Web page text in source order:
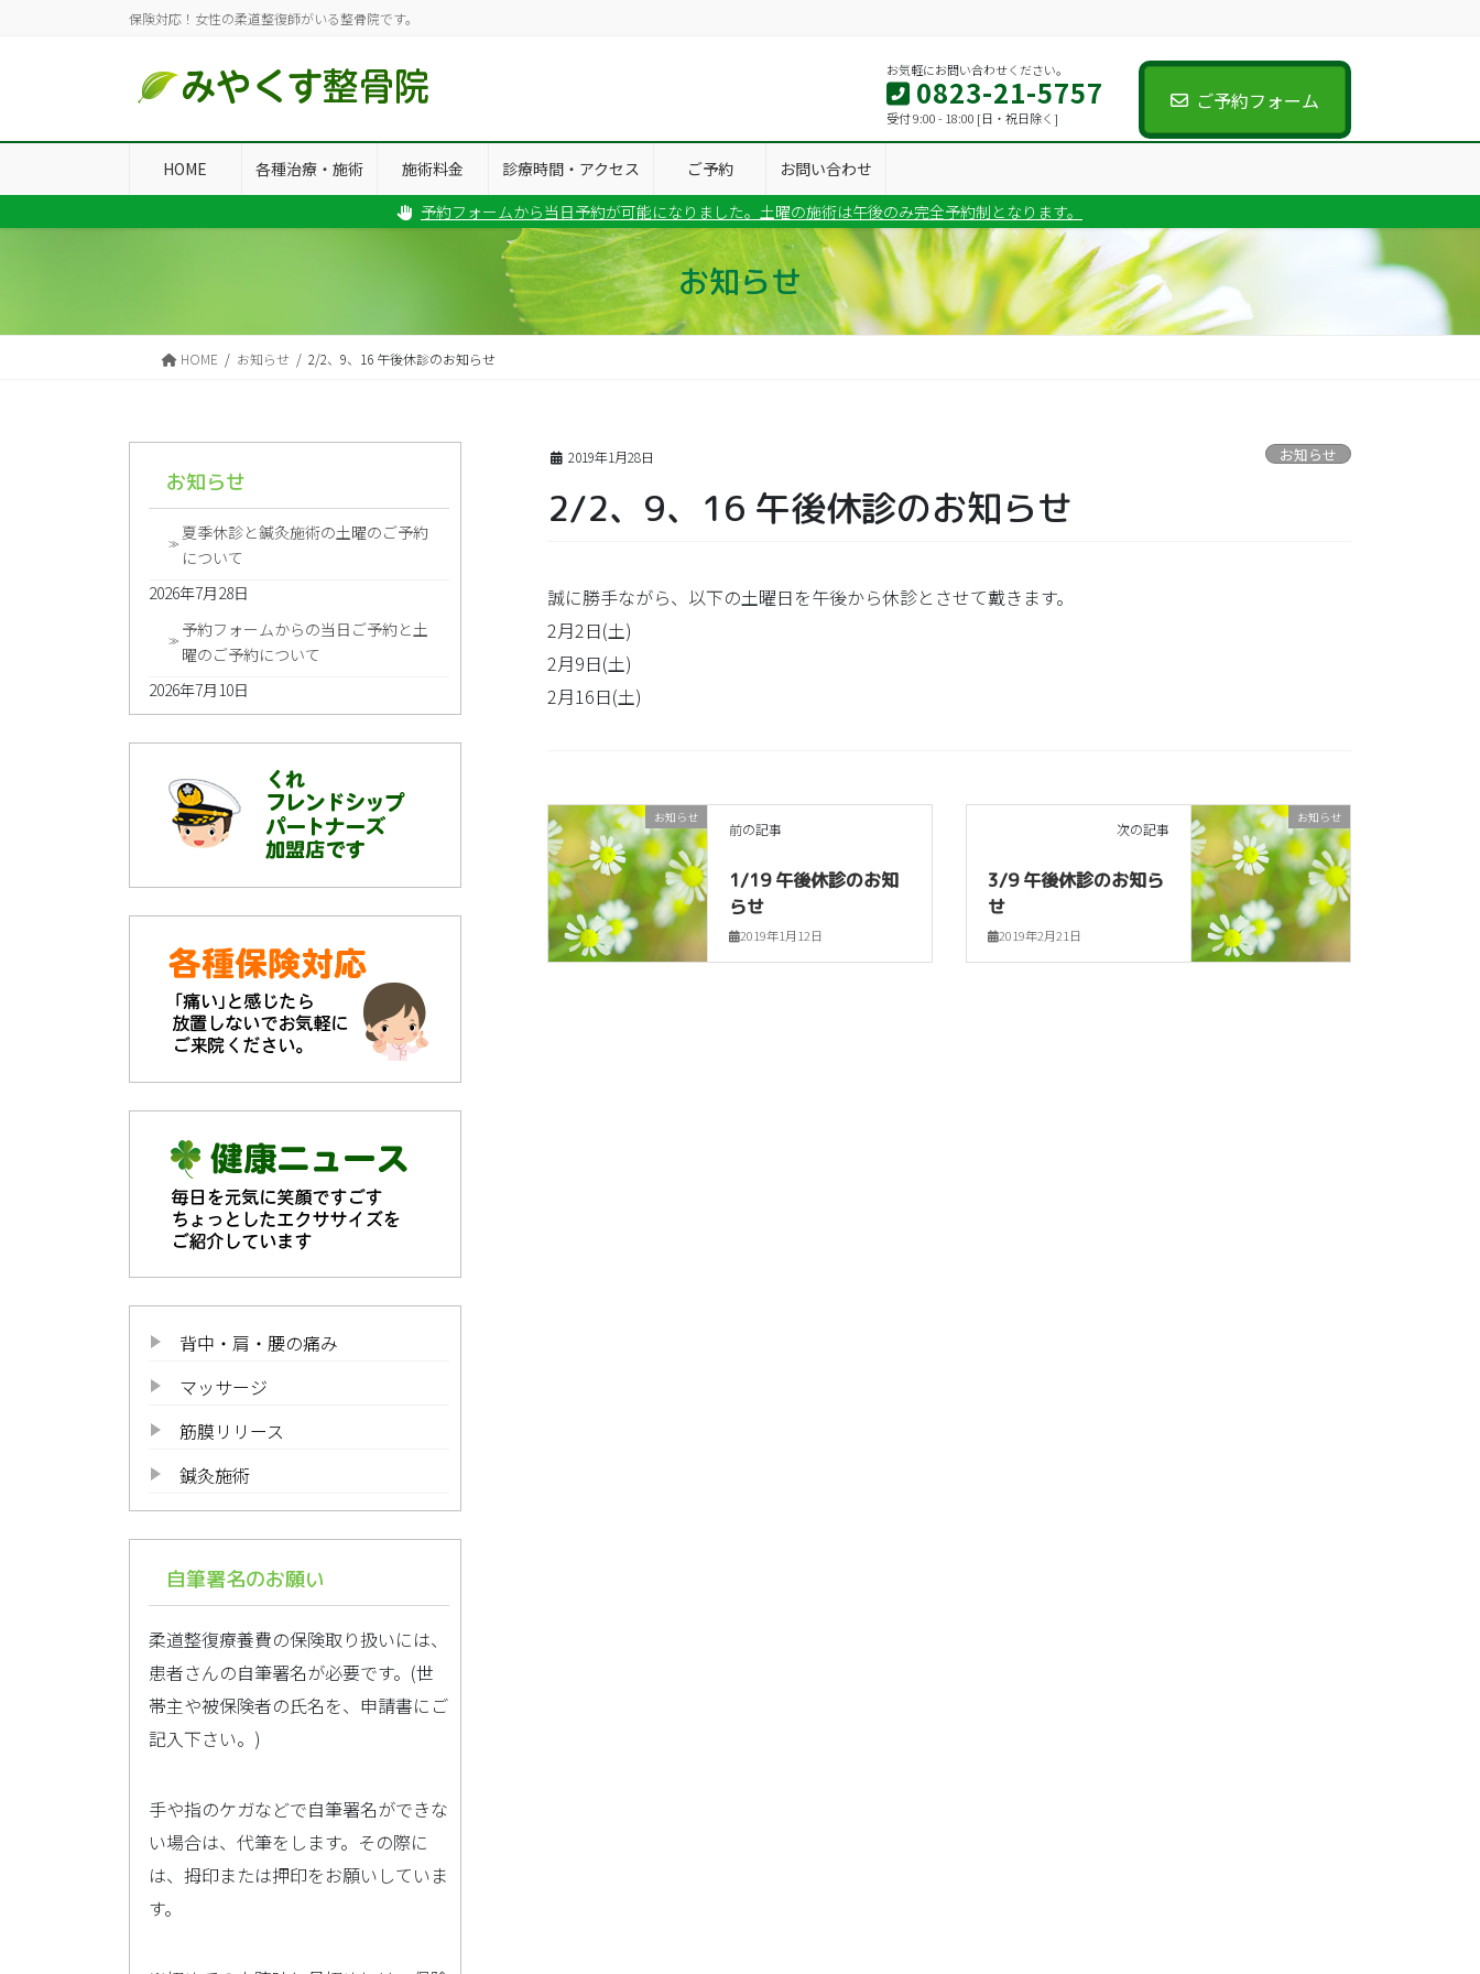
に
動
ョ
に
移
保険対応！女性の柔道整復師がいる整骨院です。
お気軽にお問い合わせください。
0823-21-5757
受付 9:00 - 18:00 [日・祝日除く]
ご予約フォーム
HOME 各種治療・施術 施術料金 診療時間・アクセス ご予約
お問い合わせ
予約フォームから当日予約が可能になりました。土曜の施術は午後のみ完全予約制となります。
お知らせ
HOME お知らせ 2/2、9、16 午後休診のお知らせ
2019年1月28日 お知らせ
2/2、9、16 午後休診のお知らせ
誠に勝手ながら、以下の土曜日を午後から休診とさせて戴きます。
2月2日(土)
2月9日(土)
2月16日(土)
お知らせ
前の記事
1/19 午後休診のお知
らせ
2019年1月12日
お知らせ
次の記事
3/9 午後休診のお知ら
せ
2019年2月21日
お知らせ
夏季休診と鍼灸施術の土曜のご予約
について
2026年7月28日
予約フォームからの当日ご予約と土
曜のご予約について
2026年7月10日
背中・肩・腰の痛み
マッサージ
筋膜リリース
鍼灸施術
自筆署名のお願い
柔道整復療養費の保険取り扱いには、
患者さんの自筆署名が必要です。(世
帯主や被保険者の氏名を、申請書にご
記入下さい。)
手や指のケガなどで自筆署名ができな
い場合は、代筆をします。その際に
は、拇印または押印をお願いしていま
す。